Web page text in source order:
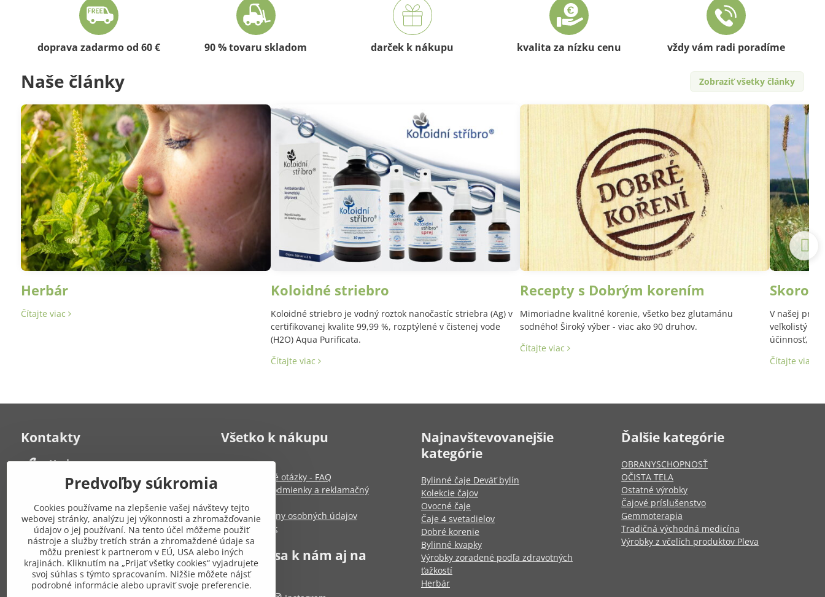
doprava zadarmo od 60 € 90 % tovaru skladom darček k nákupu kvalita za nízku cenu vždy vám radi poradíme
Naše články
Herbár
Čítajte viac
Koloidné striebro
Koloidné striebro je vodný roztok nanočastíc striebra (Ag) v
certifikovanej kvalite 99,99 %, rozptýlené v čistenej vode
(H2O) Aqua Purificata.
Čítajte viac
Recepty s Dobrým korením
Mimoriadne kvalitné korenie, všetko bez glutamánu
sodného! Široký výber - viac ako 90 druhov.
Čítajte viac
V našej
veľkolistý a
účinnosť, aj
Čítajte viac
Zobraziť všetky články
Kontakty
Herbana, s​.r​.o​.
Strelecká 6
931 01 Šamorín
+421 908 549 649
eshop​@gresik​.sk
Osobný odber
Všetko k nákupu
Kontakt
Často kladené otázky - FAQ
Obchodné podmienky a reklamačný
poriadok
Zásady ochrany osobných údajov
Mapa stránok
Pridajte sa k nám aj na
sieťach
Najnavštevovanejšie
kategórie
Bylinné čaje Deväť bylín
Kolekcie čajov
Ovocné čaje
Čaje 4 svetadielov
Dobré korenie
Bylinné kvapky
Výrobky zoradené podľa zdravotných
ťažkostí
Herbár
Ďalšie kategórie
OBRANYSCHOPNOSŤ
OČISTA TELA
Ostatné výrobky
Čajové príslušenstvo
Gemmoterapia
Tradičná východná medicína
Výrobky z včelích produktov Pleva
Predvoľby súkromia
Cookies používame na zlepšenie vašej návštevy tejto
webovej stránky, analýzu jej výkonnosti a zhromažďovanie
údajov o jej používaní. Na tento účel môžeme použiť
nástroje a služby tretích strán a zhromaždené údaje sa
môžu preniesť k partnerom v EÚ, USA alebo iných
krajinách. Kliknutím na „Prijať všetky cookies“ vyjadrujete
svoj súhlas s týmto spracovaním. Nižšie môžete nájsť
podrobné informácie alebo upraviť svoje preferencie.